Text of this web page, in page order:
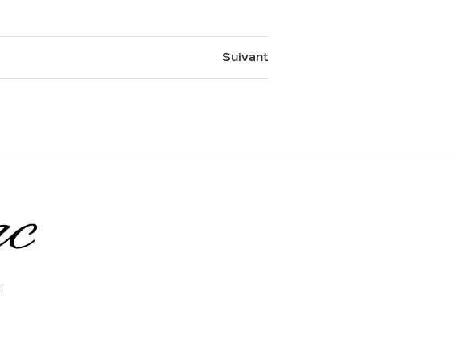
Suivant